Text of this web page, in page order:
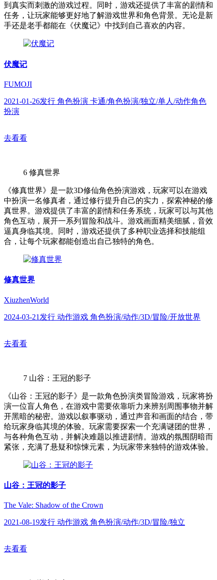
到真实而刺激的游戏过程。同时，游戏还提供了丰富的剧情和
任务，让玩家能够更好地了解游戏世界和角色背景。无论是新
手还是老手都能在《伏魔记》中找到自己喜欢的内容。
伏魔记
FUMOJI
2021-01-26发行 角色扮演 卡通/角色扮演/独立/单人/动作角色
扮演
去看看
6 修真世界
《修真世界》是一款3D修仙角色扮演游戏，玩家可以在游戏
中扮演一名修真者，通过修行提升自己的实力，探索神秘的修
真世界。游戏提供了丰富的剧情和任务系统，玩家可以与其他
角色互动，展开一系列冒险和战斗。游戏画面精美细腻，音效
逼真身临其境。同时，游戏还提供了多种职业选择和技能组
合，让每个玩家都能创造出自己独特的角色。
修真世界
XiuzhenWorld
2024-03-21发行 动作游戏 角色扮演/动作/3D/冒险/开放世界
去看看
7 山谷：王冠的影子
《山谷：王冠的影子》是一款角色扮演类冒险游戏，玩家将扮
演一位盲人角色，在游戏中需要依靠听力来辨别周围事物并解
开黑暗的秘密。游戏以叙事驱动，通过声音和画面的结合，带
给玩家身临其境的体验。玩家需要探索一个充满谜团的世界，
与各种角色互动，并解决难题以推进剧情。游戏的氛围阴暗而
紧张，充满了悬疑和惊悚元素，为玩家带来独特的游戏体验。
山谷：王冠的影子
The Vale: Shadow of the Crown
2021-08-19发行 动作游戏 角色扮演/动作/3D/冒险/独立
去看看